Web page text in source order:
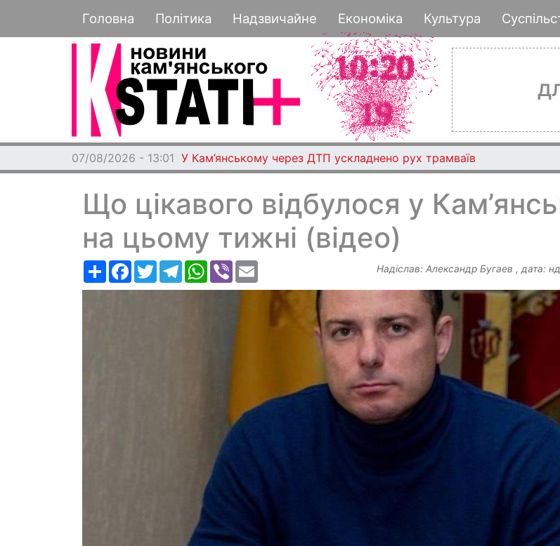
до
основного
Основная навигация
Головна Політика Надзвичайне Економіка Культура
07/08/2026 - 13:01 У Кам’янському через ДТП ускладнено рух трамваїв
Що цікавого відбулося у
на цьому тижні (відео)
РесурсFacebook
TwitterTelegramWhatsApp
Viber Надіслав: Александр Бугаев , дата: